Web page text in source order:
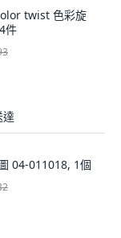
twist 色彩旋
件
達
04-011018, 1個